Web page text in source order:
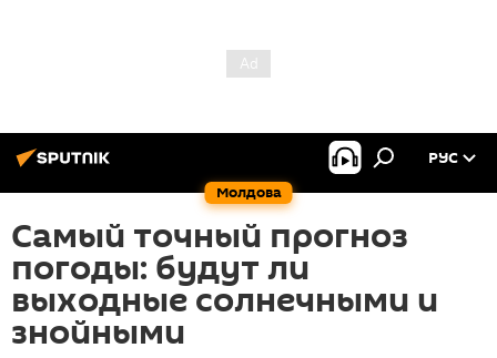
Молдова
РУС
Самый точный прогноз
погоды: будут ли
выходные солнечными и
знойными